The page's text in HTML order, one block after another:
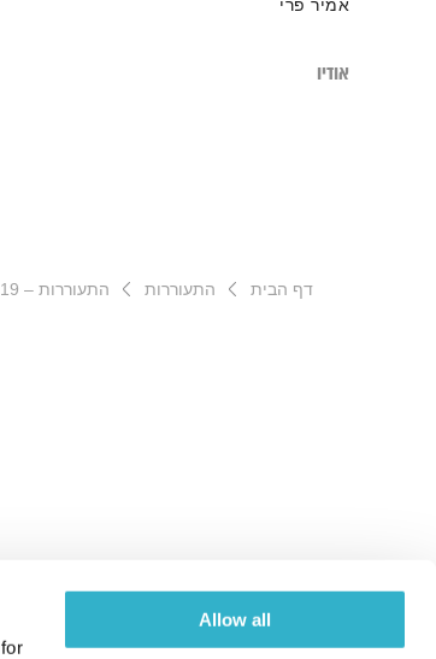
Allow all
אמיר פרי
אודיו
דף הבית התעוררות התעוררות – 18.12.19